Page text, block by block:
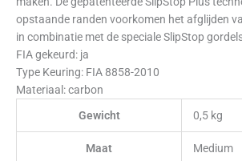
opstaande randen voorkomen het afglijden
in combinatie met de speciale SlipStop
FIA gekeurd: ja
Type Keuring: FIA 8858-2010
Materiaal: carbon
Gewicht
0,5 kg
Maat Medium